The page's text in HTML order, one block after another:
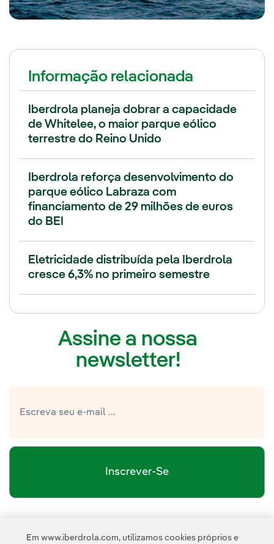
Informação relacionada
Iberdrola planeja dobrar a capacidade
de Whitelee, o maior parque eólico
terrestre do Reino Unido
Iberdrola reforça desenvolvimento do
parque eólico Labraza com
financiamento de 29 milhões de euros
do BEI
Eletricidade distribuída pela Iberdrola
cresce 6,3% no primeiro semestre
Assine a nossa
newsletter!
Inscrever-Se
Política de
Em www.iberdrola.com, utilizamos cookies próprios e